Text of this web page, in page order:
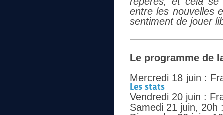
entre les nouvelles
sentiment de jouer
Le programme de
Mercredi 18 juin :
Les stats
Vendredi 20 juin :
Samedi 21 juin, 20h